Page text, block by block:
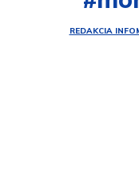
REDAKCIA